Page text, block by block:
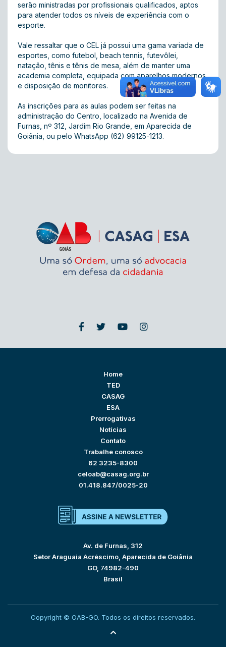
serão ministradas por profissionais qualificados, aptos
para atender todos os níveis de experiência com o
esporte.
Vale ressaltar que o CEL já possui uma gama variada de
esportes, como futebol, beach tennis, futevôlei,
natação, tênis e tênis de mesa, além de manter uma
academia completa, equipada com aparelhos modernos
e disposição de monitores.
As inscrições para as aulas podem ser feitas na
administração do Centro, localizado na Avenida de
Furnas, nº 312, Jardim Rio Grande, em Aparecida de
Goiânia, ou pelo WhatsApp (62) 99125-1213.
Home
TED
CASAG
ESA
Prerrogativas
Notícias
Contato
Trabalhe conosco
62 3235-8300
celoab@casag.org.br
01.418.847/0025-20
Av. de Furnas, 312
Setor Araguaia Acréscimo, Aparecida de Goiânia
GO, 74982-490
Brasil
Copyright © OAB-GO. Todos os direitos reservados.